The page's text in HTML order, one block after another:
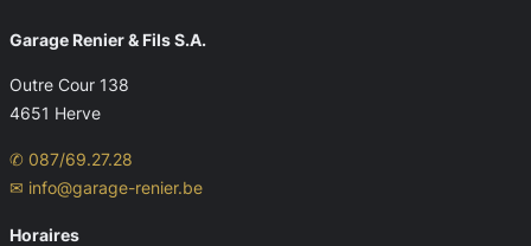
Garage Renier & Fils S.A.
Outre Cour 138
4651 Herve
✆ 087/69.27.28
✉ info@garage-renier.be
Horaires